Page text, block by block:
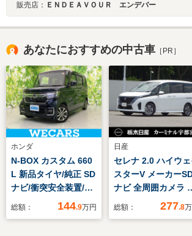
販売店： ＥＮＤＥＡＶＯＵＲ エンデバー
あなたにおすすめの中古車 ［PR］
ホンダ
N-BOX カスタム 660
L 新品タイヤ/純正 SD
ナビ/衝突安全装置/電
動スライドドア/シー
総額： 144.9万円
日産
セレナ 2.0 ハイウェ
スターV メーカー
ナビ 全周囲カメラ
総額： 277.8